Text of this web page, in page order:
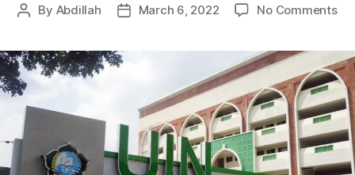
Post
By Abdillah
PostMarch 6, 2022 No Commentson